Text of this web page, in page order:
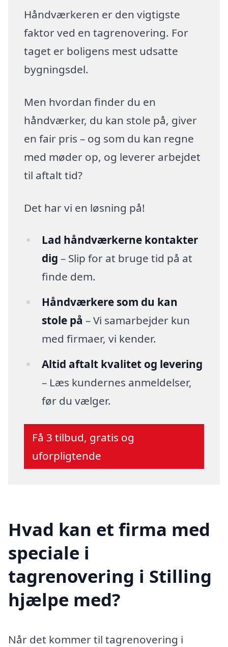
Håndværkeren er den vigtigste
faktor ved en tagrenovering. For
taget er boligens mest udsatte
bygningsdel.
Men hvordan finder du en
håndværker, du kan stole på, giver
en fair pris – og som du kan regne
med møder op, og leverer arbejdet
til aftalt tid?
Det har vi en løsning på!
Lad håndværkerne kontakter
dig – Slip for at bruge tid på at
finde dem.
Håndværkere som du kan
stole på – Vi samarbejder kun
med firmaer, vi kender.
Altid aftalt kvalitet og levering
– Læs kundernes anmeldelser,
før du vælger.
Få 3 tilbud, gratis og
uforpligtende
Hvad kan et firma med
speciale i
tagrenovering i Stilling
hjælpe med?
Når det kommer til tagrenovering i